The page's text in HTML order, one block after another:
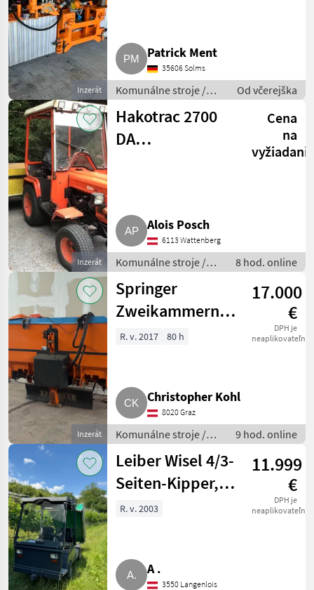
Inzerát
Patrick Ment
35606 Solms
Komunálne stroje /
Spádová kosačka
Od včerejška
Inzerát
Hakotrac 2700
DA
Cena
na
Alois Posch
6113 Wattenberg
Komunálne stroje /
Ostatné komunálne
náradia
8 hod. online
Inzerát
Springer
Zweikammernstreuer
SD
17.000
€
DPH je
neaplikovateľné
R. v. 2017 80 h
Christopher Kohl
8020 Graz
Komunálne stroje /
Snehové drapáky a
snehové frézy
9 hod. online
Leiber Wisel 4/3-
Seiten-Kipper,
Hoflader,
11.999
€
DPH je
neaplikovateľné
R. v. 2003
A .
3550 Langenlois